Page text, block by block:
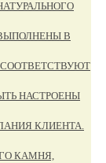
В
НАСТРОЕНЫ
КЛИЕНТА.
КАМНЯ,